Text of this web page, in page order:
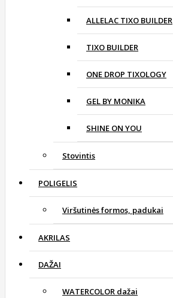
ALLELAC TIXO BUILDER
TIXO BUILDER
ONE DROP TIXOLOGY
GEL BY MONIKA
SHINE ON YOU
Stovintis
POLIGELIS
Viršutinės formos, padukai
AKRILAS
DAŽAI
WATERCOLOR dažai